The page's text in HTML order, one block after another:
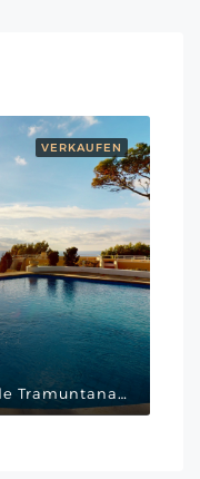
VERKAUFEN
Santa Ponça, Calvià, Serra de Tramuntana, Illes Balears, 07180, España, Via Cornissa, Mallorca Südwesten